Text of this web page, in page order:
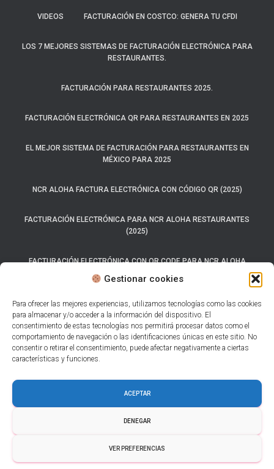
Gestionar cookies
Para ofrecer las mejores experiencias, utilizamos tecnologías como las cookies
para almacenar y/o acceder a la información del dispositivo. El
consentimiento de estas tecnologías nos permitirá procesar datos como el
comportamiento de navegación o las identificaciones únicas en este sitio. No
consentir o retirar el consentimiento, puede afectar negativamente a ciertas
características y funciones.
ACEPTAR
DENEGAR
VER PREFERENCIAS
VIDEOS FACTURACIÓN EN COSTCO: GENERA TU CFDI
LOS 7 MEJORES SISTEMAS DE FACTURACIÓN ELECTRÓNICA PARA
RESTAURANTES.
FACTURACIÓN PARA RESTAURANTES 2025.
FACTURACIÓN ELECTRÓNICA QR PARA RESTAURANTES EN 2025
EL MEJOR SISTEMA DE FACTURACIÓN PARA RESTAURANTES EN
MÉXICO PARA 2025
NCR ALOHA FACTURA ELECTRÓNICA CON CÓDIGO QR (2025)
FACTURACIÓN ELECTRÓNICA PARA NCR ALOHA RESTAURANTES
(2025)
FACTURACIÓN ELECTRÓNICA CON QR CODE PARA NCR ALOHA
SISTEMA CARTA PORTE 2025
LOS 7 MEJORES SISTEMAS DE FACTURACIÓN ELECTRÓNICA PARA
RESTAURANTES.
© 2025 Apps Camelot